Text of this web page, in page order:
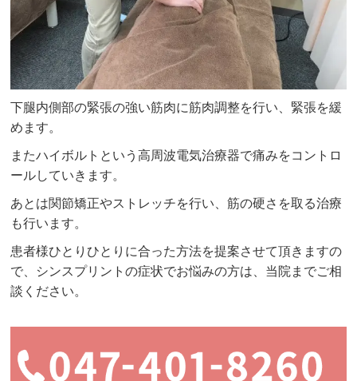
下腿内側部の緊張の強い筋肉に筋肉調整を行い、緊張を緩
めます。
またハイボルトという高周波電気治療器で痛みをコントロ
ールしていきます。
あとは関節矯正やストレッチを行い、筋の硬さを取る治療
も行います。
患者様ひとりひとりに合った方法を提案させて頂きますの
で、シンスプリントの症状でお悩みの方は、当院までご相
談ください。